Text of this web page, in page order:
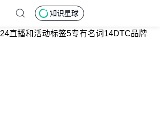
知识星球
24直播和活动标签5专有名词 14DTC品牌